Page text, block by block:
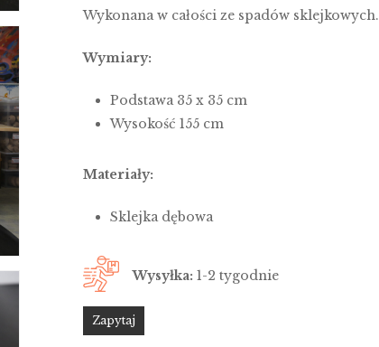
Wykonana w całości ze spadów sklejkowych.
Wymiary:
Podstawa 35 x 35 cm
Wysokość 155 cm
Materiały:
Sklejka dębowa
Wysyłka: 1-2 tygodnie
Zapytaj